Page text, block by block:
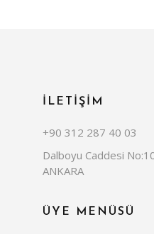
İLETİŞİM
+90 312 287 40 03
Dalboyu Caddesi
ANKARA
ÜYE MENÜSÜ